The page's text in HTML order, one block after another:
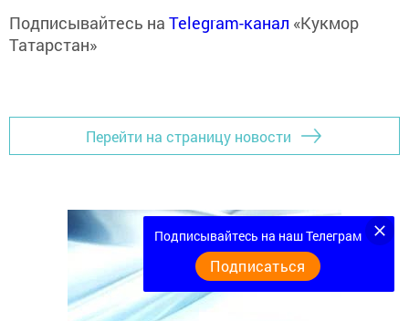
Подписывайтесь на Telegram-канал «Кукмор
Татарстан»
Перейти на страницу новости
Подписывайтесь на наш Телеграм
Подписаться